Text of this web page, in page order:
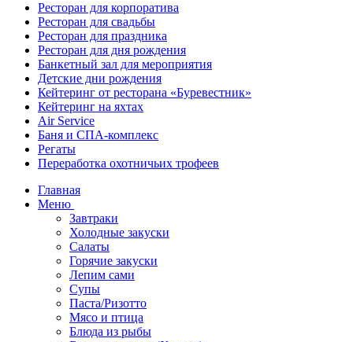
Ресторан для корпоратива
Ресторан для свадьбы
Ресторан для праздника
Ресторан для дня рождения
Банкетный зал для мероприятия
Детские дни рождения
Кейтеринг от ресторана «Буревестник»
Кейтеринг на яхтах
Air Service
Баня и СПА-комплекс
Регаты
Переработка охотничьих трофеев
Главная
Меню
Завтраки
Холодные закуски
Салаты
Горячие закуски
Лепим сами
Супы
Паста/Ризотто
Мясо и птица
Блюда из рыбы